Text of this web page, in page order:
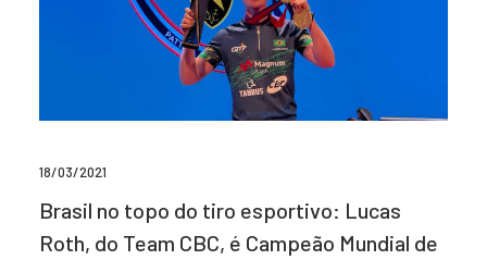
18/03/2021
Brasil no topo do tiro esportivo: Lucas
Roth, do Team CBC, é Campeão Mundial de